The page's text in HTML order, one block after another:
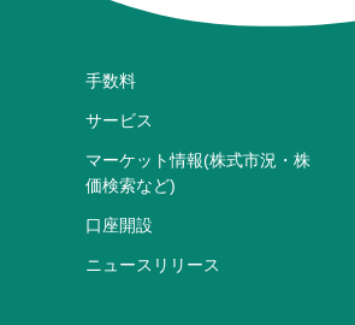
手数料
サービス
マーケット情報(株式市況・株
価検索など)
口座開設
ニュースリリース